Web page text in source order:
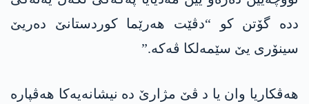
ددە گۆتن کو “دڤێت ھەرێما کوردستانێ دەریێ
سینۆری یێ سێمەلکا ڤەکە.”
ھەڤکاریا وان یا د ڤێ مژارێ دە نیشانەیەکا ھەڤپارە